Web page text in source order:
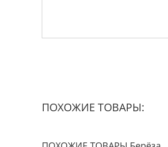
ПОХОЖИЕ ТОВАРЫ: